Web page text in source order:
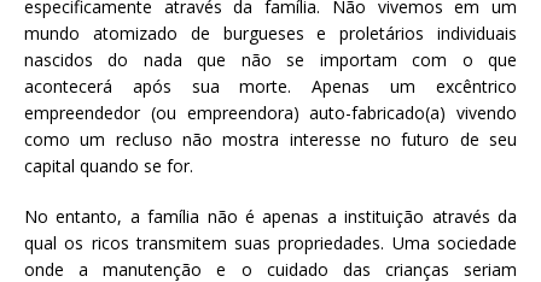
especificamente através da família. Não vivemos em um
mundo atomizado de burgueses e proletários individuais
nascidos do nada que não se importam com o que
acontecerá após sua morte. Apenas um excêntrico
empreendedor (ou empreendora) auto-fabricado(a) vivendo
como um recluso não mostra interesse no futuro de seu
capital quando se for.
No entanto, a família não é apenas a instituição através da
qual os ricos transmitem suas propriedades. Uma sociedade
onde a manutenção e o cuidado das crianças seriam